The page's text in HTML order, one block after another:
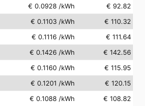
€ 0.0928 /kWh
€ 92.82
€ 0.1103 /kWh
€ 110.32
€ 0.1116 /kWh
€ 111.64
€ 0.1426 /kWh
€ 142.56
€ 0.1160 /kWh
€ 115.95
€ 0.1201 /kWh
€ 120.15
€ 0.1088 /kWh
€ 108.82